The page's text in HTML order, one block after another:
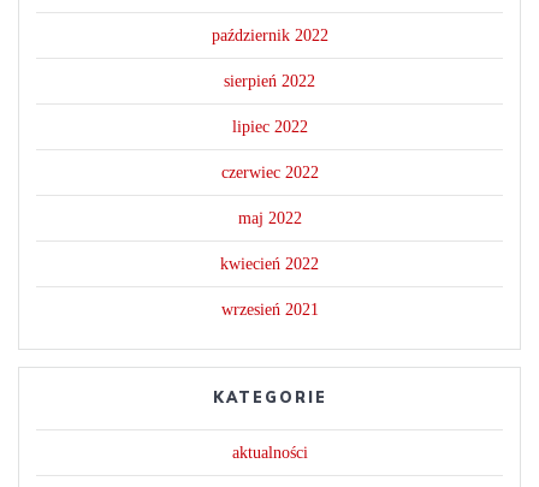
październik 2022
sierpień 2022
lipiec 2022
czerwiec 2022
maj 2022
kwiecień 2022
wrzesień 2021
KATEGORIE
aktualności